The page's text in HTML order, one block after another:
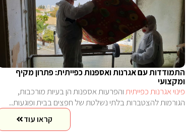
התמודדות עם אגרנות ואספנות כפייתית: פתרון מקיף
ומקצועי
פינוי אגרנות כפייתיתוהפרעות אספנות הן בעיות מורכבות,
הגורמות להצטברות בלתי נשלטת של חפצים בבית ופוגעות..
קראו עוד